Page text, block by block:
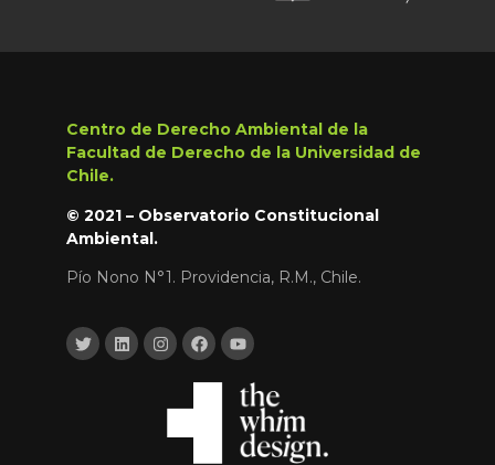
Centro de Derecho Ambiental de la
Facultad de Derecho de la Universidad de
Chile.
© 2021 – Observatorio Constitucional
Ambiental.
Pío Nono N°1. Providencia, R.M., Chile.